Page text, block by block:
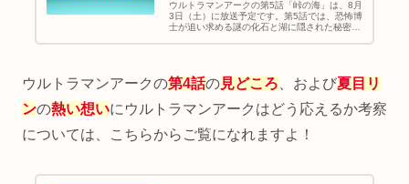
ウルトラマンアークの第5話「峠の海」は、8月
3日（土）に放送予定です。第5話では、恐怖博
士が追い求める謎の化石と湖に隠された秘密が
ウルトラマンアークの第4話の見どころ 、および夏目リ
ンの熱い想いにウルトラマンアークはどう応えるか考察
については、こちらからご覧になれますよ！